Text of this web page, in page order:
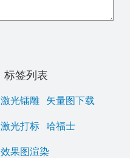
标签列表
激光镭雕 矢量图下载
激光打标 哈福士
效果图渲染